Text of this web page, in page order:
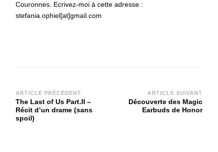
Couronnes. Ecrivez-moi à cette adresse :
stefania.ophiel[at]gmail.com
Navigation
d'article
ARTICLE PRÉCÉDENT
The Last of Us Part.II –
Récit d’un drame (sans
spoil)
ARTICLE SUIVANT
Découverte des Magic
Earbuds de Honor